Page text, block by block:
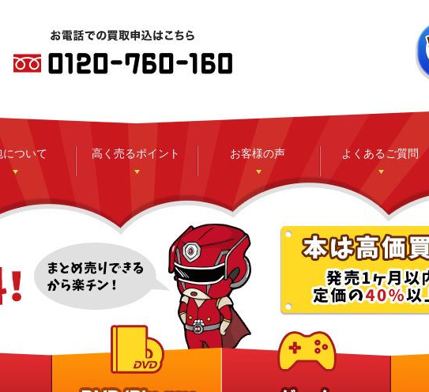
について 高く売るポイント お客様の声 よくあるご質問
DVD